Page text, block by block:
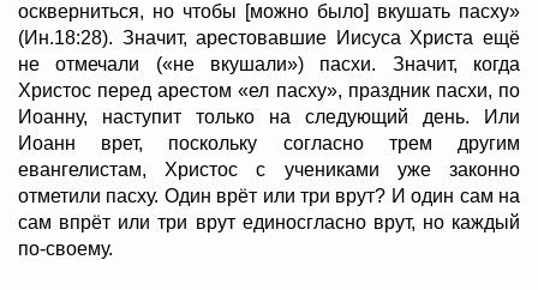
оскверниться, но чтобы [можно было] вкушать пасху»
(Ин.18:28). Значит, арестовавшие Иисуса Христа ещё
не отмечали («не вкушали») пасхи. Значит, когда
Христос перед арестом «ел пасху», праздник пасхи, по
Иоанну, наступит только на следующий день. Или
Иоанн врет, поскольку согласно трем другим
евангелистам, Христос с учениками уже законно
отметили пасху. Один врёт или три врут? И один сам на
сам впрёт или три врут единосгласно врут, но каждый
по-своему.